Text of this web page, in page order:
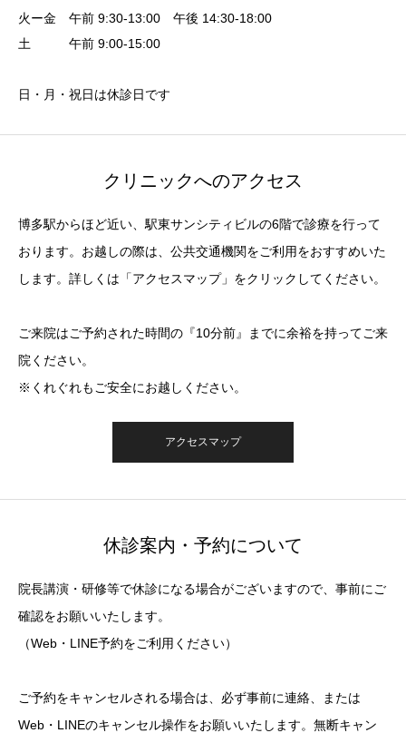
火ー金 午前 9:30-13:00 午後 14:30-18:00
土 午前 9:00-15:00
日・月・祝日は休診日です
クリニックへのアクセス
博多駅からほど近い、駅東サンシティビルの6階で診療を行って
おります。お越しの際は、公共交通機関をご利用をおすすめいた
します。詳しくは「アクセスマップ」をクリックしてください。
ご来院はご予約された時間の『10分前』までに余裕を持ってご来
院ください。
※くれぐれもご安全にお越しください。
アクセスマップ
休診案内・予約について
院長講演・研修等で休診になる場合がございますので、事前にご
確認をお願いいたします。
（Web・LINE予約をご利用ください）
ご予約をキャンセルされる場合は、必ず事前に連絡、または
Web・LINEのキャンセル操作をお願いいたします。無断キャン